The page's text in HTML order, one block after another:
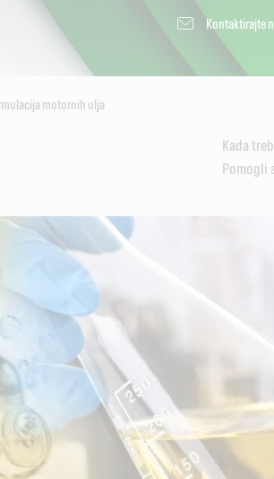
Kontaktirajte
motornih ulja
Kada
Pomogli